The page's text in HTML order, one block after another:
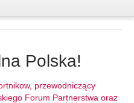
Polska!
przewodniczący
Forum Partnerstwa oraz